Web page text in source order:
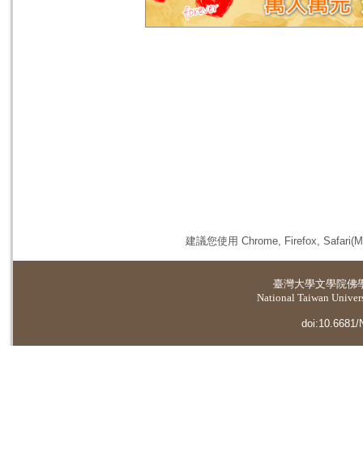
建議您使用 Chrome, Firefox,
臺灣大學文學院佛
National Taiwan
doi:10.6681/